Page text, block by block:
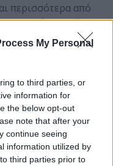
My Personal
to third parties, or
information for
the below opt-out
note that after your
continue seeing
information utilized by
third parties prior to
περισσότερα από
αγοράς
Η εκδήλωση…